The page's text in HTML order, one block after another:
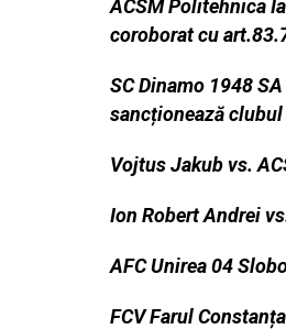
ACSM Politehnica
coroborat cu
SC Dinamo 1948
sancționează
Vojtus Jakub vs.
Ion Robert Andrei
AFC Unirea 04
FCV Farul